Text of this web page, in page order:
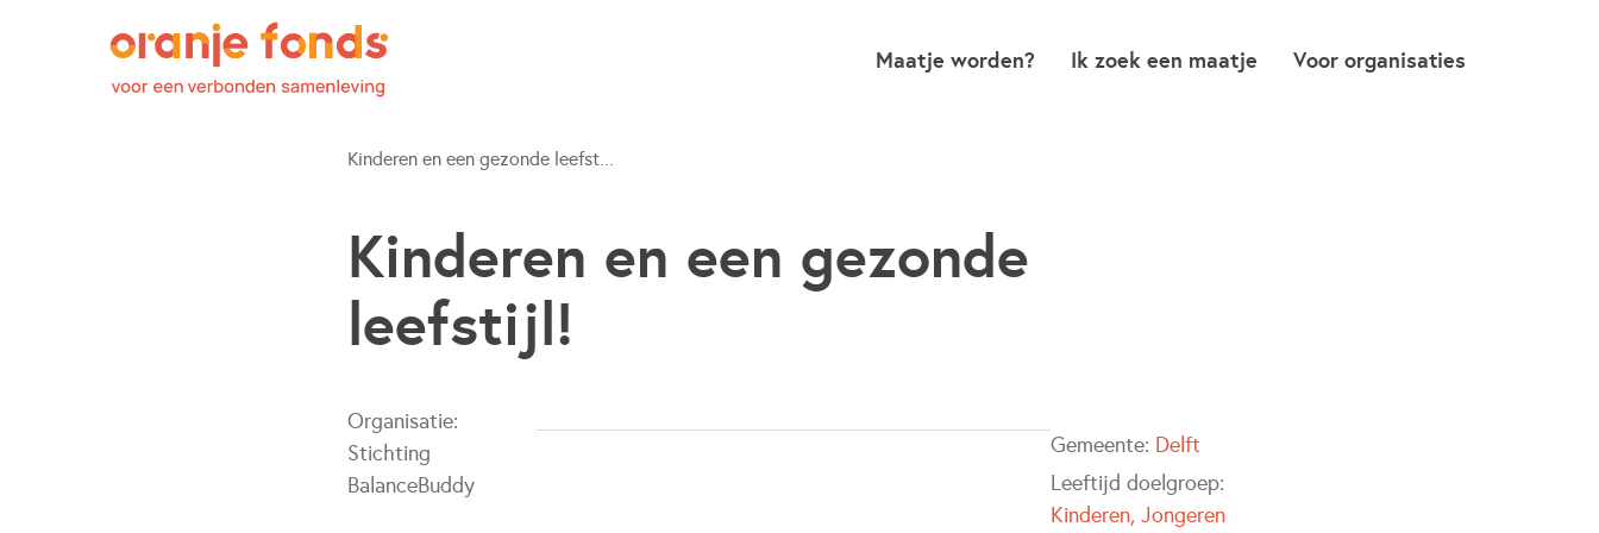
Maatje worden? Ik zoek een maatje Voor organisaties
Kinderen en een gezonde leefst...
Kinderen en een gezonde
leefstijl!
Organisatie:
Stichting
BalanceBuddy
Gemeente: Delft
Leeftijd doelgroep:
Kinderen Jongeren